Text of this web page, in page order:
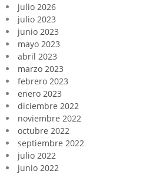
julio 2026
julio 2023
junio 2023
mayo 2023
abril 2023
marzo 2023
febrero 2023
enero 2023
diciembre 2022
noviembre 2022
octubre 2022
septiembre 2022
julio 2022
junio 2022